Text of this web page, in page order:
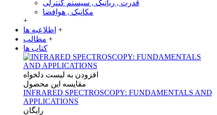
قدرت , رباتیک , سیستم کنترلی
مکانیک , هوافضا
+
اطلاعیه ها +
مطالب +
کتاب ها
افزودن به لیست دلخواه
مقایسه این محصول
INFRARED SPECTROSCOPY: FUNDAMENTALS AND
APPLICATIONS
رایگان